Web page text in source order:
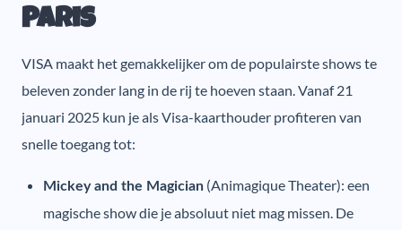
Paris
VISA maakt het gemakkelijker om de populairste shows te
beleven zonder lang in de rij te hoeven staan. Vanaf 21
januari 2025 kun je als Visa-kaarthouder profiteren van
snelle toegang tot:
Mickey and the Magician (Animagique Theater): een
magische show die je absoluut niet mag missen. De